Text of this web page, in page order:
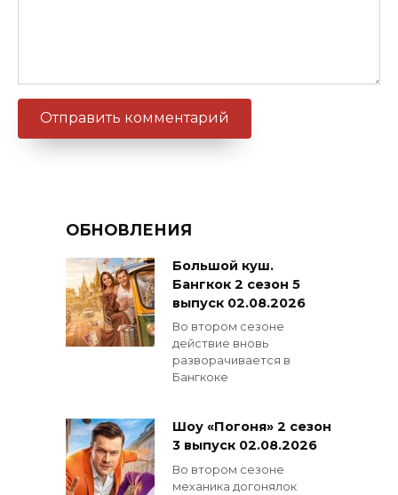
ОБНОВЛЕНИЯ
Большой куш.
Бангкок 2 сезон 5
выпуск 02.08.2026
Во втором сезоне
действие вновь
разворачивается в
Бангкоке
Шоу «Погоня» 2 сезон
3 выпуск 02.08.2026
Во втором сезоне
механика догонялок